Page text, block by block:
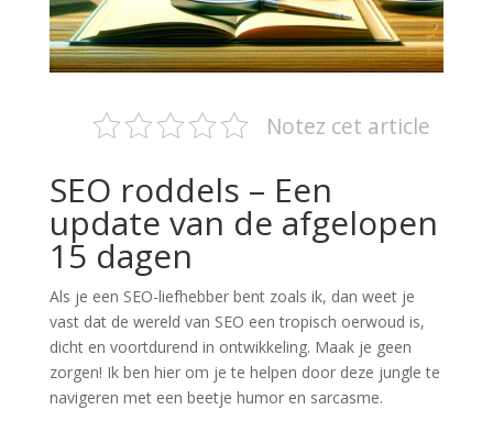
Notez cet article
SEO roddels – Een
update van de afgelopen
15 dagen
Als je een SEO-liefhebber bent zoals ik, dan weet je
vast dat de wereld van SEO een tropisch oerwoud is,
dicht en voortdurend in ontwikkeling. Maak je geen
zorgen! Ik ben hier om je te helpen door deze jungle te
navigeren met een beetje humor en sarcasme.